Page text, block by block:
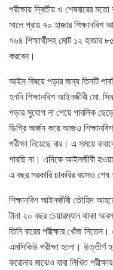
পরীক্ষায় দ্বিতীয় ও শেষবারের
সালে প্রায় ৭০ হাজার
৭৬৪ শিক্ষার্থীসহ মোট ১২ হাজার
করবেন।
আইন বিষয়ে পড়ার জন্য তিনটি
হননি শিক্ষানবিশ আইনজীবী মো.
পড়ার সুযোগ না পেয়ে পাবলিক
ডিগ্রি অর্জন করে আজও
পরীক্ষা নিয়েছে বার। এ সময়ে
পারছি না। এদিকে আইনজীবী
এ বছর সরকারি চাকরির বয়সও শেষ
শিক্ষানবিশ আইনজীবী তৌহিদ
টানা ২০ বছর চেয়ারম্যান থাকা
তিনি বারের পরীক্ষার খোঁজ
এমসিকিউ পরীক্ষা হলো।
করোনার মাঝেও বাবা লিখিত